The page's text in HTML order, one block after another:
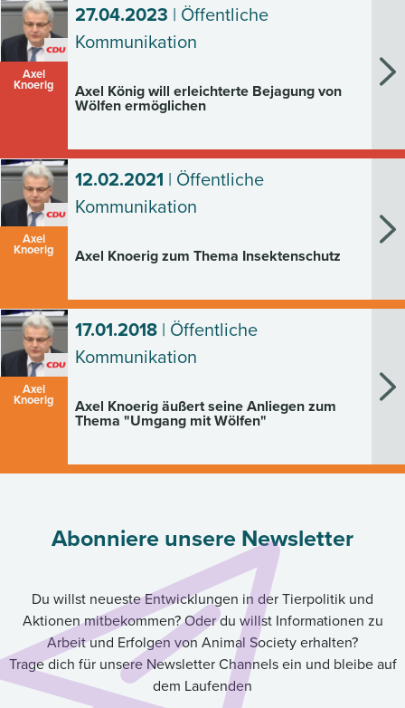
Axel
Knoerig
27.04.2023 | Öffentliche
Kommunikation
Axel König will erleichterte Bejagung von
Wölfen ermöglichen
Axel
Knoerig
12.02.2021 | Öffentliche
Kommunikation
Axel Knoerig zum Thema Insektenschutz
Axel
Knoerig
17.01.2018| Öffentliche
Kommunikation
Axel Knoerig äußert seine Anliegen zum
Thema "Umgang mit Wölfen"
Abonniere unsere Newsletter
Du willst neueste Entwicklungen in der Tierpolitik und
Aktionen mitbekommen? Oder du willst Informationen zu
Arbeit und Erfolgen von Animal Society erhalten?
Trage dich für unsere Newsletter Channels ein und bleibe auf
dem Laufenden